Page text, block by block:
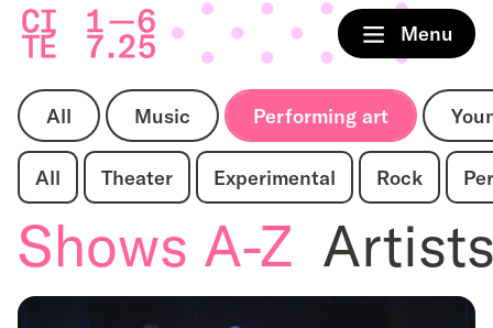
All
Music Performing art
All Theater Experimental Rock
Shows A-Z